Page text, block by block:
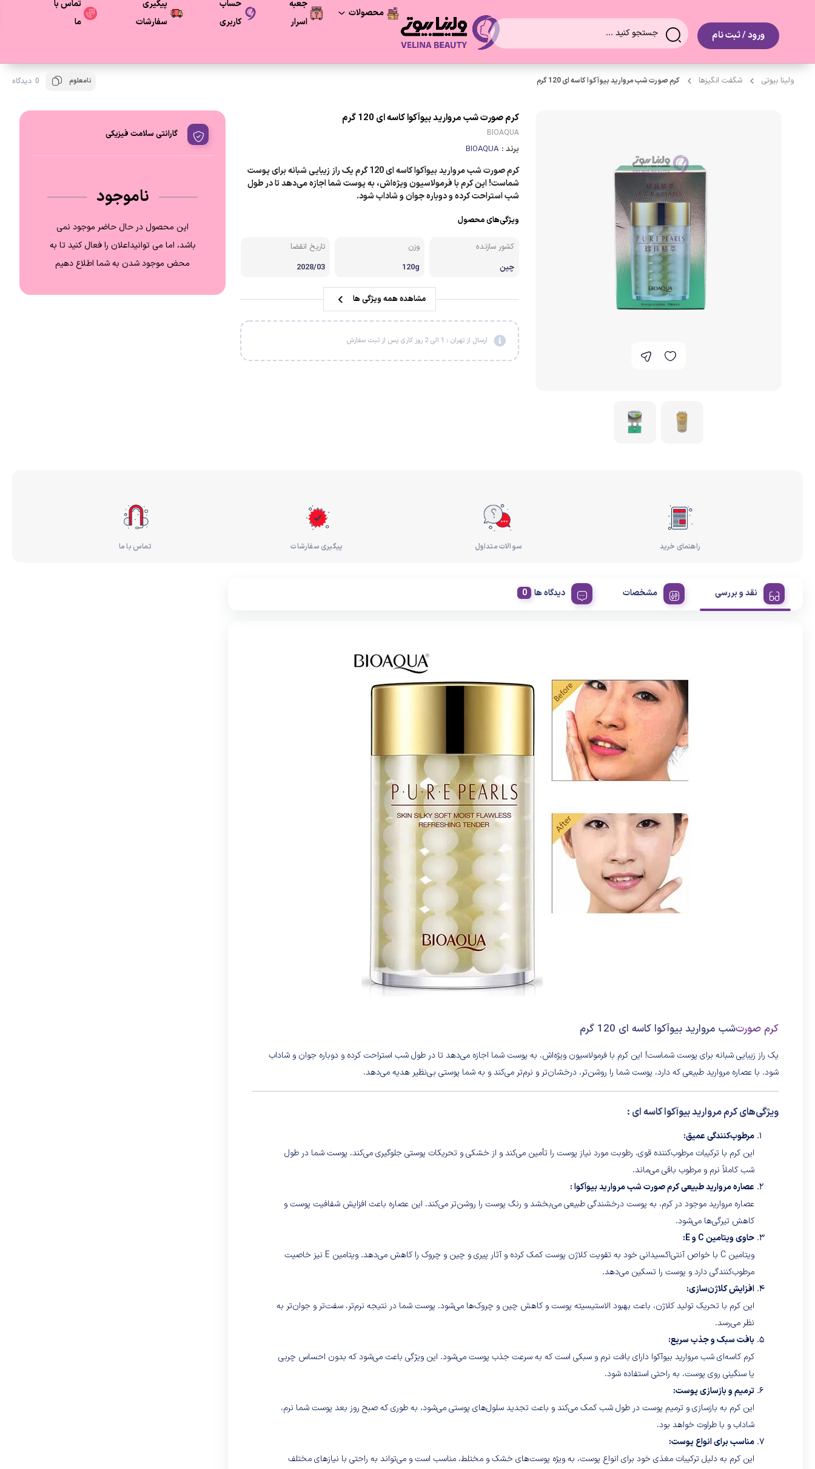
ورود / ثبت نام
محصولات
مراقبت و زیبایی مو
لوازم بهداشتی
جعبه
اسرار
حساب
کاربری
پیگیری
سفارشات
تماس با
ما
ولینا بیوتی شگفت انگیزها کرم صورت شب مرواريد بیوآکوا کاسه ای 120 گرم نامعلوم 0 دیدگاه
کرم صورت شب مرواريد بیوآکوا کاسه ای 120 گرم
BIOAQUA
برند : BIOAQUA
کرم صورت شب مرواريد بیوآکوا کاسه ای 120 گرم یک راز زیبایی شبانه برای پوست
شماست! این کرم با فرمولاسیون ویژه‌اش، به پوست شما اجازه می‌دهد تا در طول
شب استراحت کرده و دوباره جوان و شاداب شود.
ویژگی‌های محصول
کشور سازنده
چین
وزن
120g
تاریخ انقضا
2028/03
مشاهده همه ویژگی ها
ارسال از تهران : 1 الی 2 روز کاری پس از ثبت سفارش
گارانتی سلامت فیزیکی
ناموجود
این محصول در حال حاضر موجود نمی
باشد، اما می توانیداعلان را فعال کنید تا به
محض موجود شدن به شما اطلاع دهیم
راهنمای خرید سوالات متداول پیگیری سفارشات تماس با ما
نقد و بررسی مشخصات دیدگاه ها
کرم صورتشب مرواريد بیوآکوا کاسه ای 120 گرم
یک راز زیبایی شبانه برای پوست شماست! این کرم با فرمولاسیون ویژه‌اش، به پوست شما اجازه می‌دهد تا در طول شب استراحت کرده و دوباره جوان و شاداب
شود. با عصاره مروارید طبیعی که دارد، پوست شما را روشن‌تر، درخشان‌تر و نرم‌تر می‌کند و به شما پوستی بی‌نظیر هدیه می‌دهد.
ویژگی‌های کرم مرواريد بیوآکوا کاسه ای :
مرطوب‌کنندگی عمیق:
این کرم با ترکیبات مرطوب‌کننده قوی، رطوبت مورد نیاز پوست را تأمین می‌کند و از خشکی و تحریکات پوستی جلوگیری می‌کند. پوست شما در طول
شب کاملاً نرم و مرطوب باقی می‌ماند.
عصاره مروارید طبیعی کرم صورت شب مرواريد بیوآکوا :
عصاره مروارید موجود در کرم، به پوست درخشندگی طبیعی می‌بخشد و رنگ پوست را روشن‌تر می‌کند. این عصاره باعث افزایش شفافیت پوست و
کاهش تیرگی‌ها می‌شود.
حاوی ویتامین C و E:
ویتامین C با خواص آنتی‌اکسیدانی خود به تقویت کلاژن پوست کمک کرده و آثار پیری و چین و چروک را کاهش می‌دهد. ویتامین E نیز خاصیت
مرطوب‌کنندگی دارد و پوست را تسکین می‌دهد.
افزایش کلاژن‌سازی:
این کرم با تحریک تولید کلاژن، باعث بهبود الاستیسیته پوست و کاهش چین و چروک‌ها می‌شود. پوست شما در نتیجه نرم‌تر، سفت‌تر و جوان‌تر به
نظر می‌رسد.
بافت سبک و جذب سریع:
کرم کاسه‌ای شب مروارید بیوآکوا دارای بافت نرم و سبکی است که به سرعت جذب پوست می‌شود. این ویژگی باعث می‌شود که بدون احساس چربی
یا سنگینی روی پوست، به راحتی استفاده شود.
ترمیم و بازسازی پوست:
این کرم به بازسازی و ترمیم پوست در طول شب کمک می‌کند و باعث تجدید سلول‌های پوستی می‌شود، به طوری که صبح روز بعد پوست شما نرم،
شاداب و با طراوت خواهد بود.
مناسب برای انواع پوست:
این کرم به دلیل ترکیبات مغذی خود برای انواع پوست، به ویژه پوست‌های خشک و مختلط، مناسب است و می‌تواند به راحتی با نیازهای مختلف